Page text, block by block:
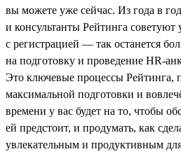
вы можете уже сейчас. Из года в
и консультанты Рейтинга советуют
с регистрацией — так останется
на подготовку и проведение HR-
Это ключевые процессы Рейтинга,
максимальной подготовки и
времени у вас будет на то, чтобы
ей предстоит, и продумать, как
увлекательным и продуктивным